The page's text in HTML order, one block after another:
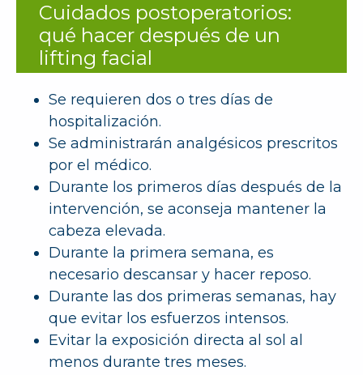
Cuidados postoperatorios:
qué hacer después de un
lifting facial
Se requieren dos o tres días de
hospitalización.
Se administrarán analgésicos prescritos
por el médico.
Durante los primeros días después de la
intervención, se aconseja mantener la
cabeza elevada.
Durante la primera semana, es
necesario descansar y hacer reposo.
Durante las dos primeras semanas, hay
que evitar los esfuerzos intensos.
Evitar la exposición directa al sol al
menos durante tres meses.